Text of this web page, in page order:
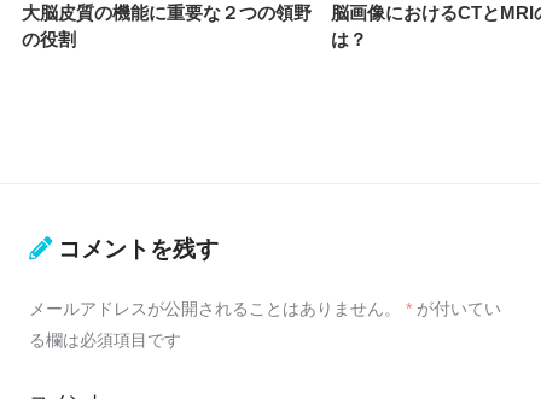
大脳皮質の機能に重要な２つの領野
の役割
脳画像におけるCTとMRI
は？
コメントを残す
メールアドレスが公開されることはありません。 * が付いてい
る欄は必須項目です